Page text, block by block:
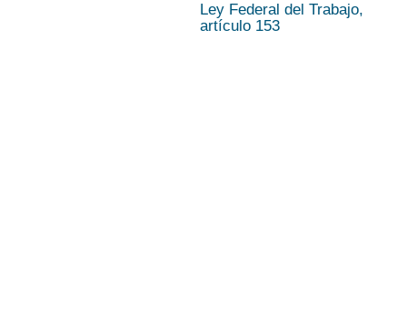
Ley Federal del Trabajo,
artículo 153